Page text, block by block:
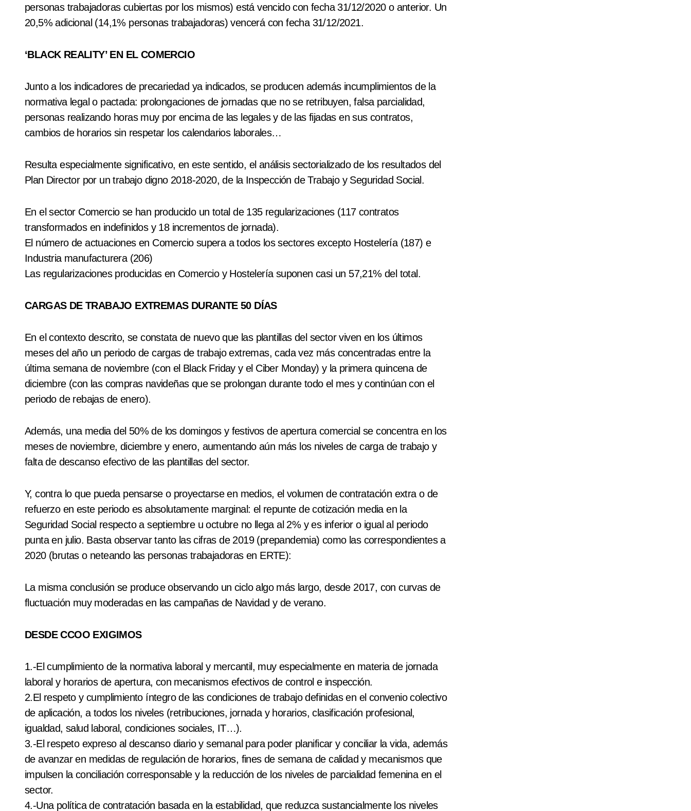
personas trabajadoras cubiertas por los mismos) está vencido con fecha 31/12/2020 o anterior. Un
20,5% adicional (14,1% personas trabajadoras) vencerá con fecha 31/12/2021.
‘BLACK REALITY’ EN EL COMERCIO
Junto a los indicadores de precariedad ya indicados, se producen además incumplimientos de la
normativa legal o pactada: prolongaciones de jornadas que no se retribuyen, falsa parcialidad,
personas realizando horas muy por encima de las legales y de las fijadas en sus contratos,
cambios de horarios sin respetar los calendarios laborales…
Resulta especialmente significativo, en este sentido, el análisis sectorializado de los resultados del
Plan Director por un trabajo digno 2018-2020, de la Inspección de Trabajo y Seguridad Social.
En el sector Comercio se han producido un total de 135 regularizaciones (117 contratos
transformados en indefinidos y 18 incrementos de jornada).
El número de actuaciones en Comercio supera a todos los sectores excepto Hostelería (187) e
Industria manufacturera (206)
Las regularizaciones producidas en Comercio y Hostelería suponen casi un 57,21% del total.
CARGAS DE TRABAJO EXTREMAS DURANTE 50 DÍAS
En el contexto descrito, se constata de nuevo que las plantillas del sector viven en los últimos
meses del año un periodo de cargas de trabajo extremas, cada vez más concentradas entre la
última semana de noviembre (con el Black Friday y el Ciber Monday) y la primera quincena de
diciembre (con las compras navideñas que se prolongan durante todo el mes y continúan con el
periodo de rebajas de enero).
Además, una media del 50% de los domingos y festivos de apertura comercial se concentra en los
meses de noviembre, diciembre y enero, aumentando aún más los niveles de carga de trabajo y
falta de descanso efectivo de las plantillas del sector.
Y, contra lo que pueda pensarse o proyectarse en medios, el volumen de contratación extra o de
refuerzo en este periodo es absolutamente marginal: el repunte de cotización media en la
Seguridad Social respecto a septiembre u octubre no llega al 2% y es inferior o igual al periodo
punta en julio. Basta observar tanto las cifras de 2019 (prepandemia) como las correspondientes a
2020 (brutas o neteando las personas trabajadoras en ERTE):
La misma conclusión se produce observando un ciclo algo más largo, desde 2017, con curvas de
fluctuación muy moderadas en las campañas de Navidad y de verano.
DESDE CCOO EXIGIMOS
1.-El cumplimiento de la normativa laboral y mercantil, muy especialmente en materia de jornada
laboral y horarios de apertura, con mecanismos efectivos de control e inspección.
2.El respeto y cumplimiento íntegro de las condiciones de trabajo definidas en el convenio colectivo
de aplicación, a todos los niveles (retribuciones, jornada y horarios, clasificación profesional,
igualdad, salud laboral, condiciones sociales, IT…).
3.-El respeto expreso al descanso diario y semanal para poder planificar y conciliar la vida, además
de avanzar en medidas de regulación de horarios, fines de semana de calidad y mecanismos que
impulsen la conciliación corresponsable y la reducción de los niveles de parcialidad femenina en el
sector.
4.-Una política de contratación basada en la estabilidad, que reduzca sustancialmente los niveles